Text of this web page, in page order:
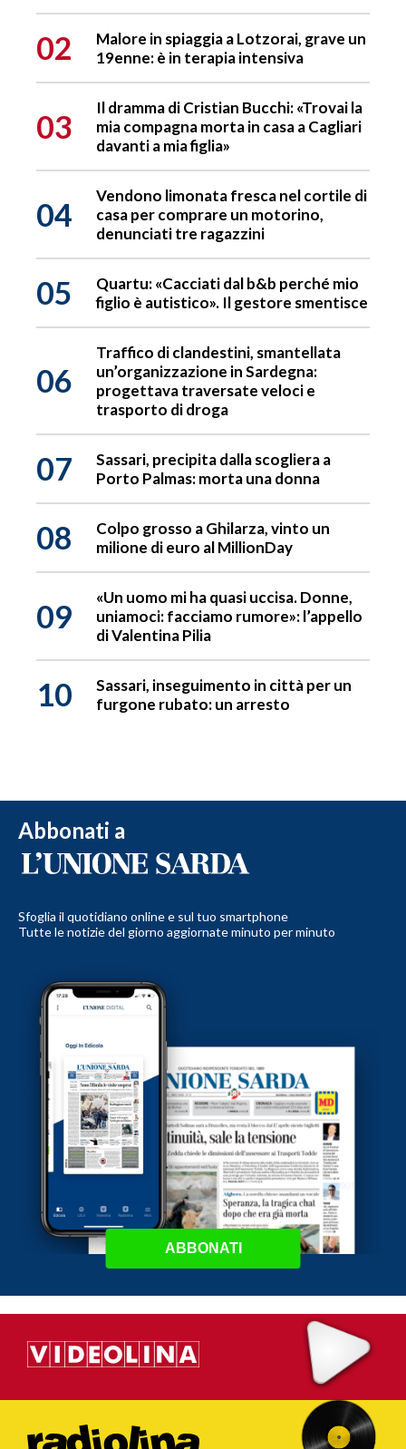
02
Malore in spiaggia a Lotzorai, grave un
19enne: è in terapia intensiva
03
Il dramma di Cristian Bucchi: «Trovai la
mia compagna morta in casa a Cagliari
davanti a mia figlia»
04
Vendono limonata fresca nel cortile di
casa per comprare un motorino,
denunciati tre ragazzini
05
Quartu: «Cacciati dal b&b perché mio
figlio è autistico». Il gestore smentisce
06
Traffico di clandestini, smantellata
un’organizzazione in Sardegna:
progettava traversate veloci e
trasporto di droga
07
Sassari, precipita dalla scogliera a
Porto Palmas: morta una donna
08
Colpo grosso a Ghilarza, vinto un
milione di euro al MillionDay
09
«Un uomo mi ha quasi uccisa. Donne,
uniamoci: facciamo rumore»: l’appello
di Valentina Pilia
10
Sassari, inseguimento in città per un
furgone rubato: un arresto
Abbonati a
Sfoglia il quotidiano online e sul tuo smartphone
Tutte le notizie del giorno aggiornate minuto per minuto
ABBONATI